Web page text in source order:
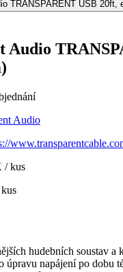
Audio
Audio
/ kus
hudebních soustav a
úpravu napájení po dobu